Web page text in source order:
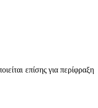
επίσης για περίφραξη